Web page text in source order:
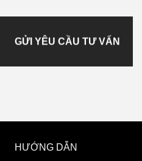
GỬI YÊU CẦU TƯ VẤN
HƯỚNG DẪN